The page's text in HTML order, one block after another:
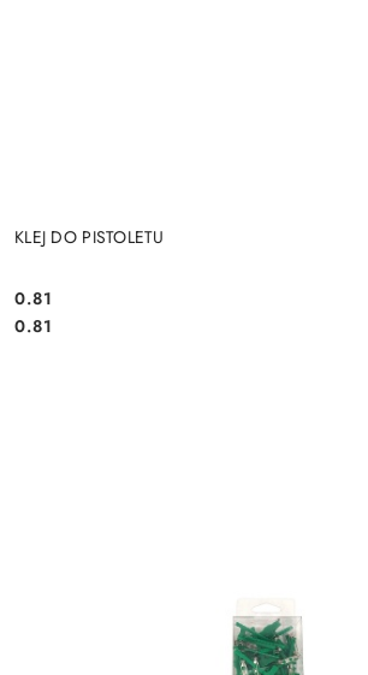
KLEJ DO PISTOLETU
Cena:
0.81
Cena:
0.81